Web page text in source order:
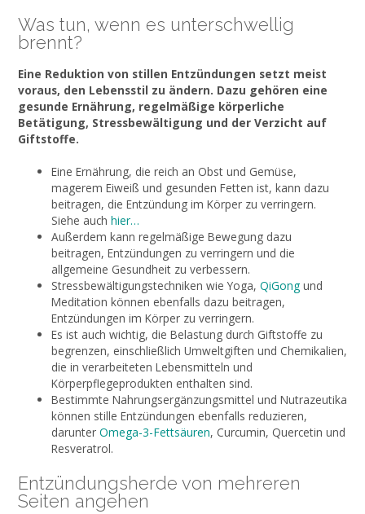
Was tun, wenn es unterschwellig
brennt?
Eine Reduktion von stillen Entzündungen setzt meist
voraus, den Lebensstil zu ändern. Dazu gehören eine
gesunde Ernährung, regelmäßige körperliche
Betätigung, Stressbewältigung und der Verzicht auf
Giftstoffe.
Eine Ernährung, die reich an Obst und Gemüse,
magerem Eiweiß und gesunden Fetten ist, kann dazu
beitragen, die Entzündung im Körper zu verringern.
Siehe auch hier…
Außerdem kann regelmäßige Bewegung dazu
beitragen, Entzündungen zu verringern und die
allgemeine Gesundheit zu verbessern.
Stressbewältigungstechniken wie Yoga, QiGongund
Meditation können ebenfalls dazu beitragen,
Entzündungen im Körper zu verringern.
Es ist auch wichtig, die Belastung durch Giftstoffe zu
begrenzen, einschließlich Umweltgiften und Chemikalien,
die in verarbeiteten Lebensmitteln und
Körperpflegeprodukten enthalten sind.
Bestimmte Nahrungsergänzungsmittel und Nutrazeutika
können stille Entzündungen ebenfalls reduzieren,
darunter Omega-3-Fettsäuren, Curcumin, Quercetin und
Resveratrol.
Entzündungsherde von mehreren
Seiten angehen